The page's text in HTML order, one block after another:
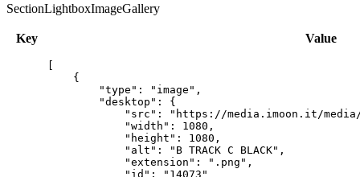
SectionLightboxImageGallery
Key Value
[
    {
        "type": "image",
        "desktop": {
"src": "https://media.imoon.it/
            "width": 1080,
            "height": 1080,
            "alt": "B TRACK C BLACK",
            "extension": ".png",
            "id": "14073"